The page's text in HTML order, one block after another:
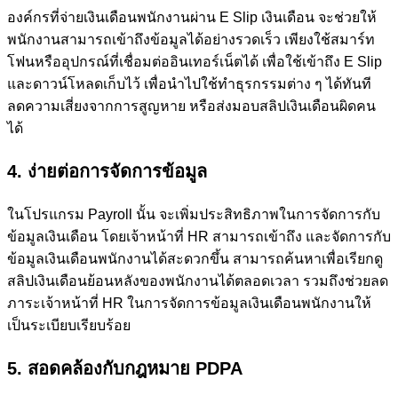
องค์กรที่จ่ายเงินเดือนพนักงานผ่าน E Slip เงินเดือน จะช่วยให้
พนักงานสามารถเข้าถึงข้อมูลได้อย่างรวดเร็ว เพียงใช้สมาร์ท
โฟนหรืออุปกรณ์ที่เชื่อมต่ออินเทอร์เน็ตได้ เพื่อใช้เข้าถึง E Slip
และดาวน์โหลดเก็บไว้ เพื่อนำไปใช้ทำธุรกรรมต่าง ๆ ได้ทันที
ลดความเสี่ยงจากการสูญหาย หรือส่งมอบสลิปเงินเดือนผิดคน
ได้
4. ง่ายต่อการจัดการข้อมูล
ในโปรแกรม Payroll นั้น จะเพิ่มประสิทธิภาพในการจัดการกับ
ข้อมูลเงินเดือน โดยเจ้าหน้าที่ HR สามารถเข้าถึง และจัดการกับ
ข้อมูลเงินเดือนพนักงานได้สะดวกขึ้น สามารถค้นหาเพื่อเรียกดู
สลิปเงินเดือนย้อนหลังของพนักงานได้ตลอดเวลา รวมถึงช่วยลด
ภาระเจ้าหน้าที่ HR ในการจัดการข้อมูลเงินเดือนพนักงานให้
เป็นระเบียบเรียบร้อย
5. สอดคล้องกับกฎหมาย PDPA